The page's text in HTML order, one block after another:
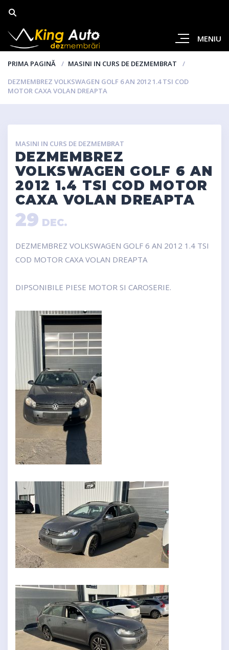
MENIU
PRIMA PAGINĂ
MASINI IN CURS DE DEZMEMBRAT
DEZMEMBREZ VOLKSWAGEN GOLF 6 AN 2012 1.4 TSI COD
MOTOR CAXA VOLAN DREAPTA
MASINI IN CURS DE DEZMEMBRAT
DEZMEMBREZ
VOLKSWAGEN GOLF 6 AN
2012 1.4 TSI COD MOTOR
CAXA VOLAN DREAPTA
29 DEC.
DEZMEMBREZ VOLKSWAGEN GOLF 6 AN 2012 1.4 TSI
COD MOTOR CAXA VOLAN DREAPTA
DIPSONIBILE PIESE MOTOR SI CAROSERIE.